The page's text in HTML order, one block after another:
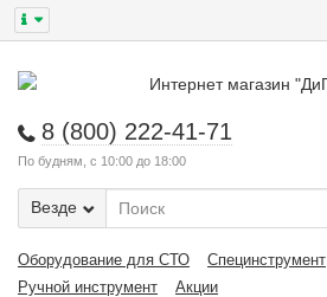
8 (800) 222-41-71
По будням, с 10:00 до 18:00
Везде
Оборудование для СТО Специнструмент
Ручной инструмент
Акции